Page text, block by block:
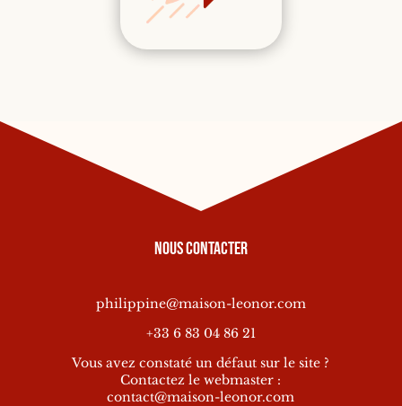
Nous contacter
philippine@maison-leonor.com
+33 6 83 04 86 21
Vous avez constaté un défaut sur le site ?
Contactez le webmaster :
contact@maison-leonor.com